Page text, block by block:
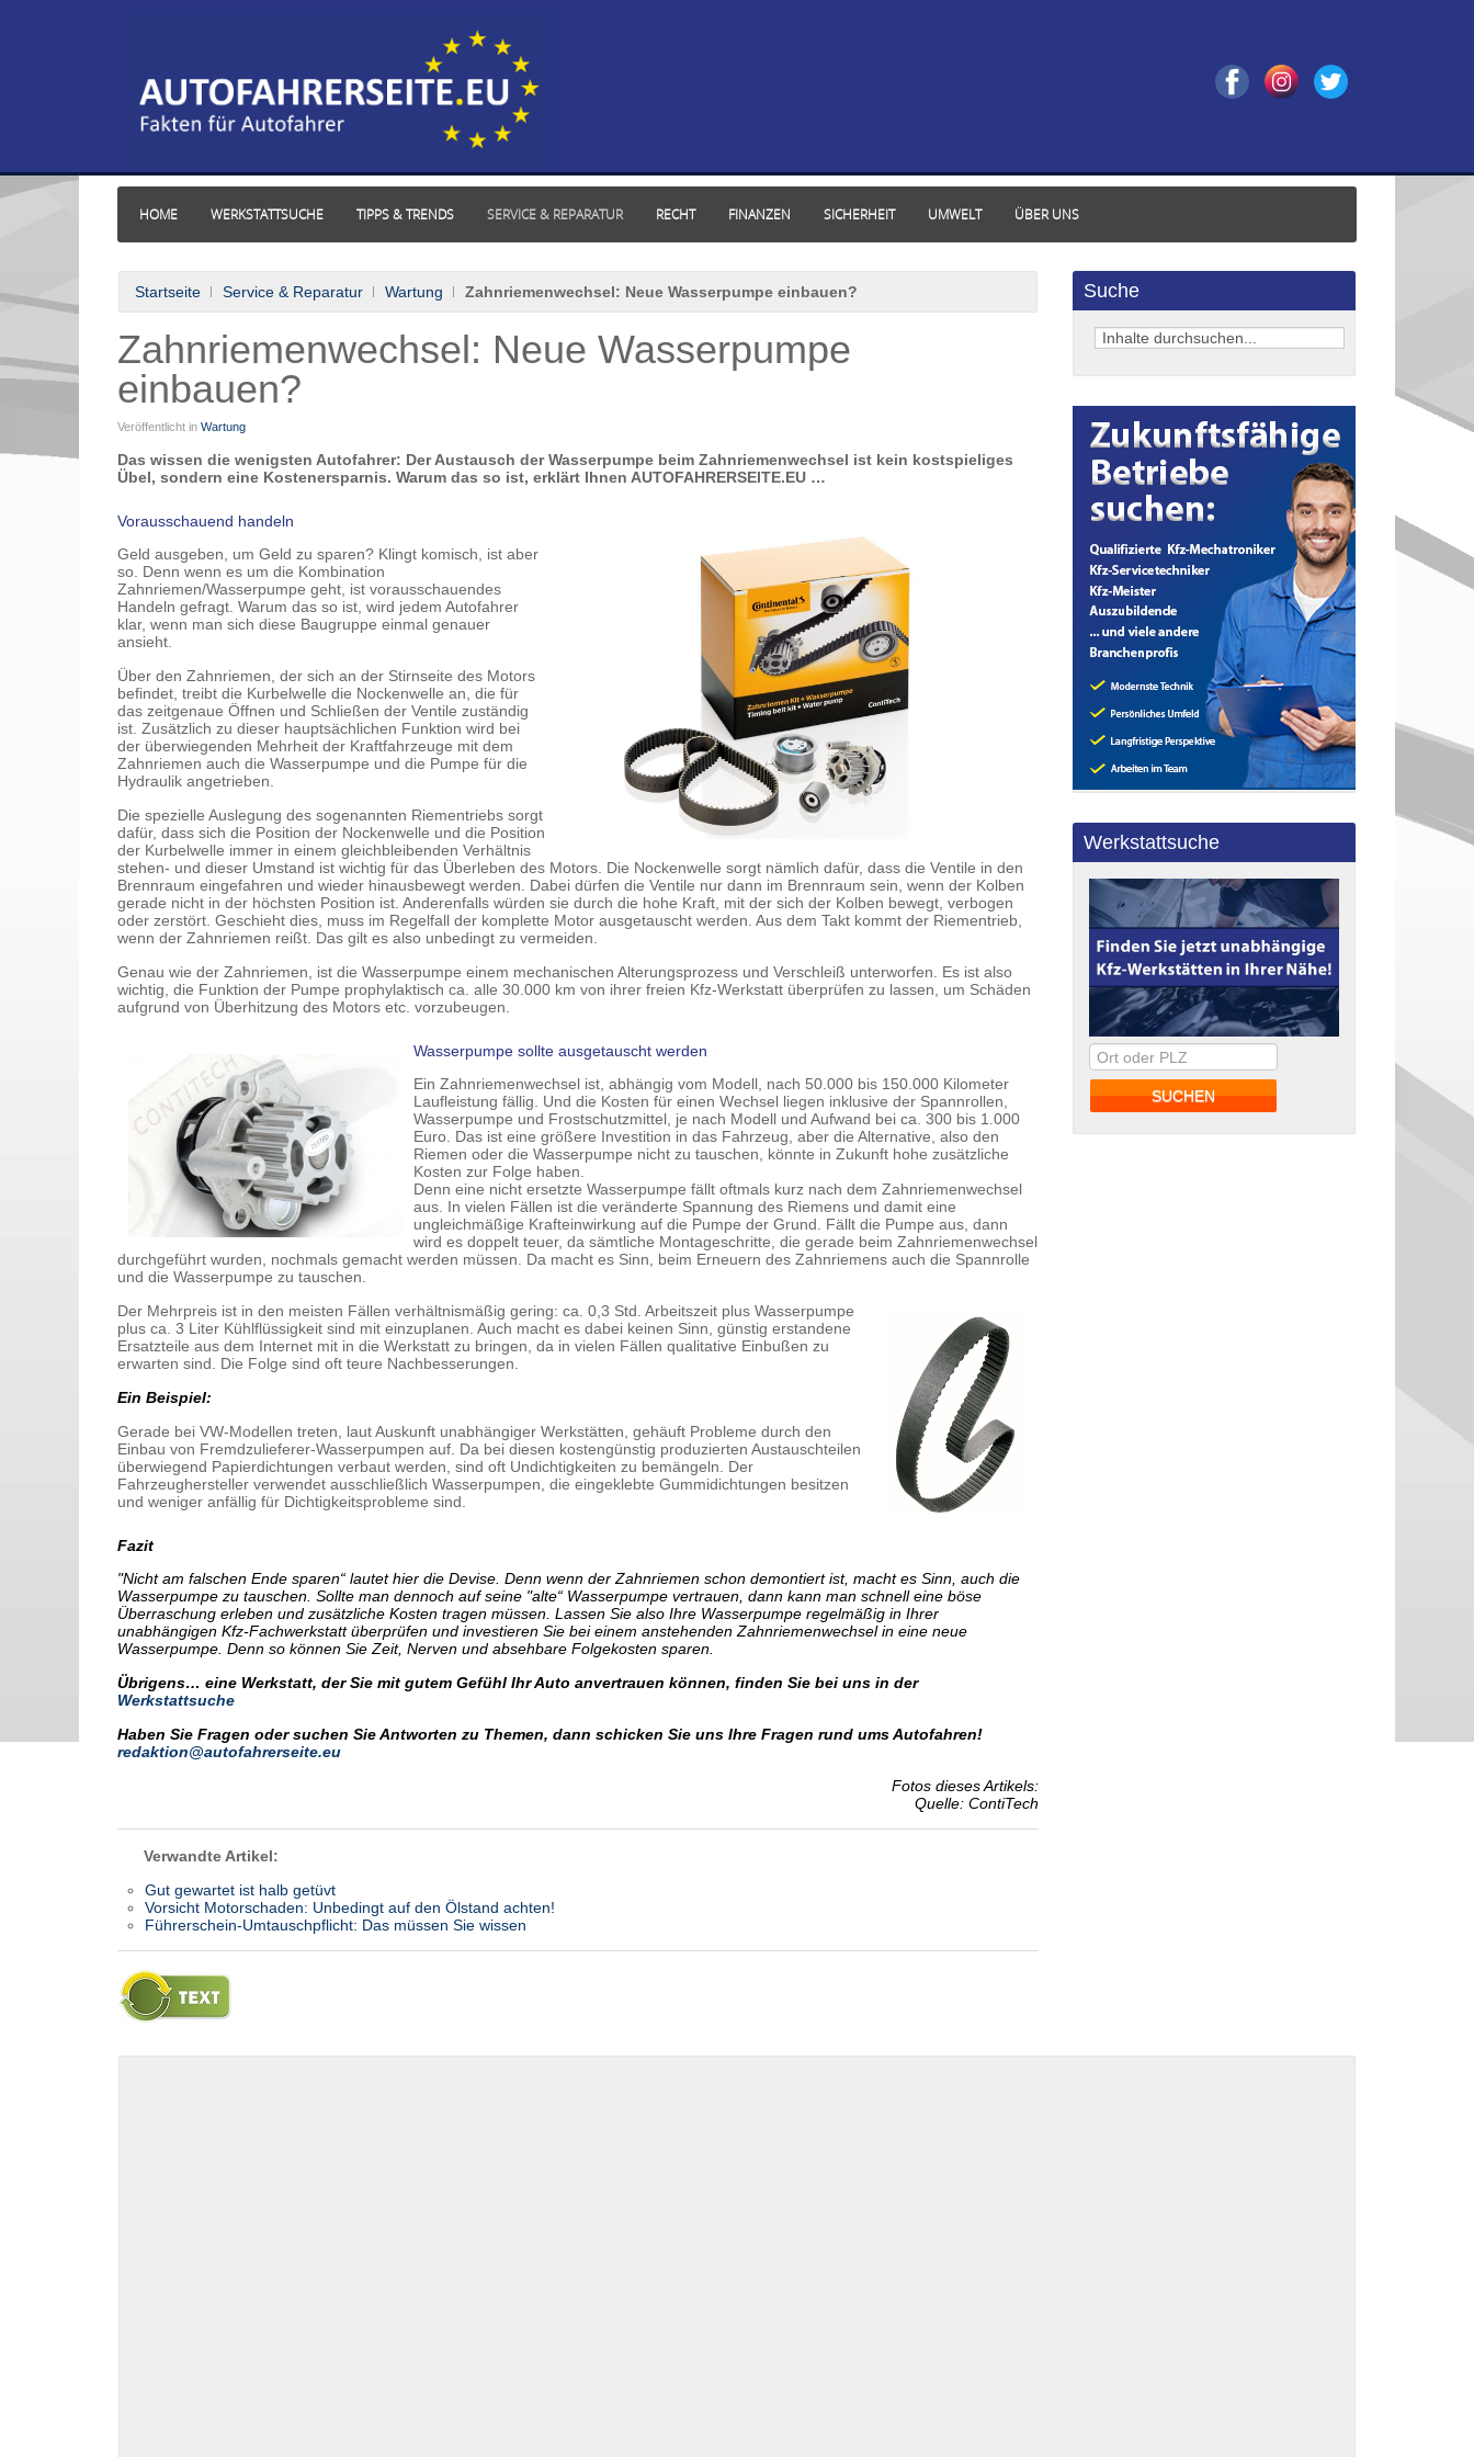
HOME WERKSTATTSUCHE TIPPS & TRENDS SERVICE & REPARATUR RECHT FINANZEN SICHERHEIT UMWELT ÜBER UNS
Startseite Service & Reparatur Wartung Zahnriemenwechsel: Neue Wasserpumpe einbauen?
Zahnriemenwechsel: Neue Wasserpumpe
einbauen?
Veröffentlicht in Wartung
Das wissen die wenigsten Autofahrer: Der Austausch der Wasserpumpe beim Zahnriemenwechsel ist kein kostspieliges
Übel, sondern eine Kostenersparnis. Warum das so ist, erklärt Ihnen AUTOFAHRERSEITE.EU …
Vorausschauend handeln
Geld ausgeben, um Geld zu sparen? Klingt komisch, ist aber
so. Denn wenn es um die Kombination
Zahnriemen/Wasserpumpe geht, ist vorausschauendes
Handeln gefragt. Warum das so ist, wird jedem Autofahrer
klar, wenn man sich diese Baugruppe einmal genauer
ansieht.
Über den Zahnriemen, der sich an der Stirnseite des Motors
befindet, treibt die Kurbelwelle die Nockenwelle an, die für
das zeitgenaue Öffnen und Schließen der Ventile zuständig
ist. Zusätzlich zu dieser hauptsächlichen Funktion wird bei
der überwiegenden Mehrheit der Kraftfahrzeuge mit dem
Zahnriemen auch die Wasserpumpe und die Pumpe für die
Hydraulik angetrieben.
Die spezielle Auslegung des sogenannten Riementriebs sorgt
dafür, dass sich die Position der Nockenwelle und die Position
der Kurbelwelle immer in einem gleichbleibenden Verhältnis
stehen- und dieser Umstand ist wichtig für das Überleben des Motors. Die Nockenwelle sorgt nämlich dafür, dass die Ventile in den
Brennraum eingefahren und wieder hinausbewegt werden. Dabei dürfen die Ventile nur dann im Brennraum sein, wenn der Kolben
gerade nicht in der höchsten Position ist. Anderenfalls würden sie durch die hohe Kraft, mit der sich der Kolben bewegt, verbogen
oder zerstört. Geschieht dies, muss im Regelfall der komplette Motor ausgetauscht werden. Aus dem Takt kommt der Riementrieb,
wenn der Zahnriemen reißt. Das gilt es also unbedingt zu vermeiden.
Genau wie der Zahnriemen, ist die Wasserpumpe einem mechanischen Alterungsprozess und Verschleiß unterworfen. Es ist also
wichtig, die Funktion der Pumpe prophylaktisch ca. alle 30.000 km von ihrer freien Kfz-Werkstatt überprüfen zu lassen, um Schäden
aufgrund von Überhitzung des Motors etc. vorzubeugen.
Wasserpumpe sollte ausgetauscht werden
Ein Zahnriemenwechsel ist, abhängig vom Modell, nach 50.000 bis 150.000 Kilometer
Laufleistung fällig. Und die Kosten für einen Wechsel liegen inklusive der Spannrollen,
Wasserpumpe und Frostschutzmittel, je nach Modell und Aufwand bei ca. 300 bis 1.000
Euro. Das ist eine größere Investition in das Fahrzeug, aber die Alternative, also den
Riemen oder die Wasserpumpe nicht zu tauschen, könnte in Zukunft hohe zusätzliche
Kosten zur Folge haben.
Denn eine nicht ersetzte Wasserpumpe fällt oftmals kurz nach dem Zahnriemenwechsel
aus. In vielen Fällen ist die veränderte Spannung des Riemens und damit eine
ungleichmäßige Krafteinwirkung auf die Pumpe der Grund. Fällt die Pumpe aus, dann
wird es doppelt teuer, da sämtliche Montageschritte, die gerade beim Zahnriemenwechsel
durchgeführt wurden, nochmals gemacht werden müssen. Da macht es Sinn, beim Erneuern des Zahnriemens auch die Spannrolle
und die Wasserpumpe zu tauschen.
Der Mehrpreis ist in den meisten Fällen verhältnismäßig gering: ca. 0,3 Std. Arbeitszeit plus Wasserpumpe
plus ca. 3 Liter Kühlflüssigkeit sind mit einzuplanen. Auch macht es dabei keinen Sinn, günstig erstandene
Ersatzteile aus dem Internet mit in die Werkstatt zu bringen, da in vielen Fällen qualitative Einbußen zu
erwarten sind. Die Folge sind oft teure Nachbesserungen.
Ein Beispiel:
Gerade bei VW-Modellen treten, laut Auskunft unabhängiger Werkstätten, gehäuft Probleme durch den
Einbau von Fremdzulieferer-Wasserpumpen auf. Da bei diesen kostengünstig produzierten Austauschteilen
überwiegend Papierdichtungen verbaut werden, sind oft Undichtigkeiten zu bemängeln. Der
Fahrzeughersteller verwendet ausschließlich Wasserpumpen, die eingeklebte Gummidichtungen besitzen
und weniger anfällig für Dichtigkeitsprobleme sind.
Fazit
"Nicht am falschen Ende sparen“ lautet hier die Devise. Denn wenn der Zahnriemen schon demontiert ist, macht es Sinn, auch die
Wasserpumpe zu tauschen. Sollte man dennoch auf seine "alte“ Wasserpumpe vertrauen, dann kann man schnell eine böse
Überraschung erleben und zusätzliche Kosten tragen müssen. Lassen Sie also Ihre Wasserpumpe regelmäßig in Ihrer
unabhängigen Kfz-Fachwerkstatt überprüfen und investieren Sie bei einem anstehenden Zahnriemenwechsel in eine neue
Wasserpumpe. Denn so können Sie Zeit, Nerven und absehbare Folgekosten sparen.
Übrigens… eine Werkstatt, der Sie mit gutem Gefühl Ihr Auto anvertrauen können, finden Sie bei uns in der
Werkstattsuche
Haben Sie Fragen oder suchen Sie Antworten zu Themen, dann schicken Sie uns Ihre Fragen rund ums Autofahren!
redaktion@autofahrerseite.eu
Fotos dieses Artikels:
Quelle: ContiTech
Verwandte Artikel:
Gut gewartet ist halb getüvt
Vorsicht Motorschaden: Unbedingt auf den Ölstand achten!
Führerschein-Umtauschpflicht: Das müssen Sie wissen
Suche
Werkstattsuche